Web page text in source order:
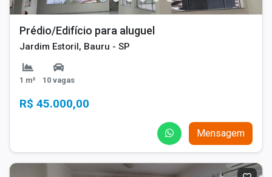
Prédio/Edifício para aluguel
Jardim Estoril, Bauru - SP
1 m² 10 vagas
R$ 45.000,00
Mensagem